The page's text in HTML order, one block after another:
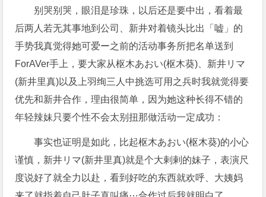
别哭别哭，眼泪是珍珠，以后还是要中出，看着最
后两人若无其事地到公司、新井对着镜头比出「嘘」的
手势我真觉得她可爱ー之前的活动事务所把名单送到
ForAVer手上，要大家从枢木あおい(枢木葵)、新井リマ
(新井里真)以及上羽绚三人中挑选可用之兵时我就觉得要
优先和新井合作，理由很简单，因为她这种长得不错的
年轻辣妹只要个性不会太别扭那做活动一定成功：
事实也证明是如此，比起枢木あおい(枢木葵)的小心
谨慎，新井リマ(新井里真)就是个大剌剌的妹子，表演尺
度说好了就全力以赴，看到好吃的东西就欢呼、大姨妈